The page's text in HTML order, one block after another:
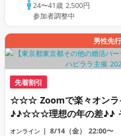
行あり♪♪24〜41歳 2,500円
参加者調整中
男性先
先着割引
☆☆☆ Zoomで楽々オンラ
♪♪☆☆☆理想の年の差♪♪
素敵な恋人見つけたい♪
オンライン 8/14（金） 22:00〜